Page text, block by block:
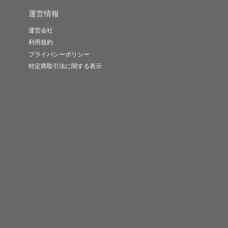
運営情報
運営会社
利用規約
プライバシーポリシー
特定商取引法に関する表示